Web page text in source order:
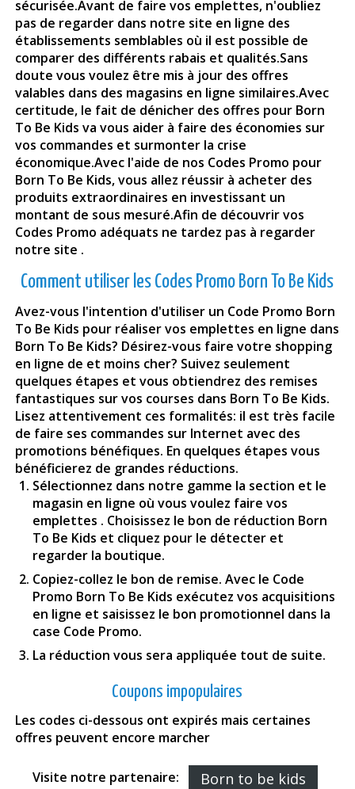
sécurisée.Avant de faire vos emplettes, n'oubliez
pas de regarder dans notre site en ligne des
établissements semblables où il est possible de
comparer des différents rabais et qualités.Sans
doute vous voulez être mis à jour des offres
valables dans des magasins en ligne similaires.Avec
certitude, le fait de dénicher des offres pour Born
To Be Kids va vous aider à faire des économies sur
vos commandes et surmonter la crise
économique.Avec l'aide de nos Codes Promo pour
Born To Be Kids, vous allez réussir à acheter des
produits extraordinaires en investissant un
montant de sous mesuré.Afin de découvrir vos
Codes Promo adéquats ne tardez pas à regarder
notre site .
Comment utiliser les Codes Promo Born To Be Kids
Avez-vous l'intention d'utiliser un Code Promo Born
To Be Kids pour réaliser vos emplettes en ligne dans
Born To Be Kids? Désirez-vous faire votre shopping
en ligne de et moins cher? Suivez seulement
quelques étapes et vous obtiendrez des remises
fantastiques sur vos courses dans Born To Be Kids.
Lisez attentivement ces formalités: il est très facile
de faire ses commandes sur Internet avec des
promotions bénéfiques. En quelques étapes vous
bénéficierez de grandes réductions.
Sélectionnez dans notre gamme la section et le
magasin en ligne où vous voulez faire vos
emplettes . Choisissez le bon de réduction Born
To Be Kids et cliquez pour le détecter et
regarder la boutique.
Copiez-collez le bon de remise. Avec le Code
Promo Born To Be Kids exécutez vos acquisitions
en ligne et saisissez le bon promotionnel dans la
case Code Promo.
La réduction vous sera appliquée tout de suite.
Coupons impopulaires
Les codes ci-dessous ont expirés mais certaines
offres peuvent encore marcher
Visite notre partenaire: Born to be kids